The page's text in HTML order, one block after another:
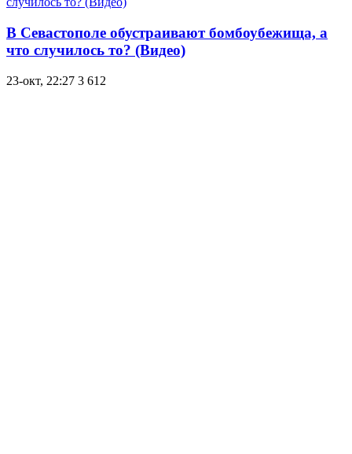
В Севастополе обустраивают бомбоубежища, а
что случилось то? (Видео)
23-окт, 22:27 3 612